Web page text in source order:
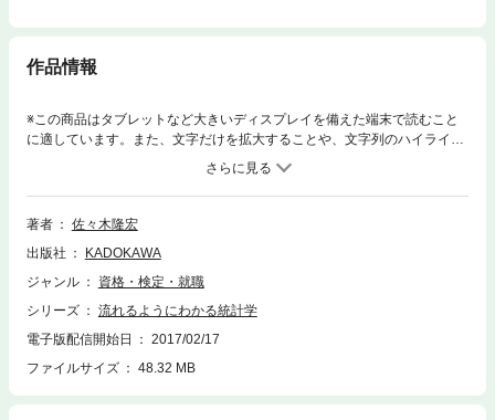
作品情報
※この商品はタブレットなど大きいディスプレイを備えた端末で読むこと
に適しています。また、文字だけを拡大することや、文字列のハイライ
ト、検索、辞書の参照、引用などの機能が使用できません。ビッグデー
タ、正規分布、偏差値、……私たちの身近にあふれている統計の、原理か
ら実生活の応用例まで「ぜんぶ載せ」。専門知識ゼロでも、中学数学の基
礎知識があればラクラク読める。第１章 統計的生活のススメ（統計の基
（正規分布）第４章 最高の意思決定ツール（統計的判断）
著者
佐々木隆宏
出版社
KADOKAWA
ジャンル
資格・検定・就職
シリーズ
流れるようにわかる統計学
電子版配信開始日
2017/02/17
ファイルサイズ
48.32 MB